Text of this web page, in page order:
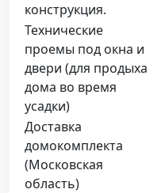
конструкция.
Технические
проемы под окна и
двери (для продыха
дома во время
усадки)
Доставка
домокомплекта
(Московская
область)